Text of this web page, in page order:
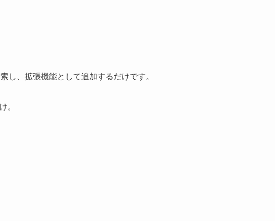
し、拡張機能として追加するだけです。
。